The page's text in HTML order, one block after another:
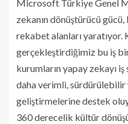
Microsoft Türkiye Genel
zekanın dönüştürücü
rekabet alanları
gerçekleştirdiğimiz bu iş
kurumların yapay zekayı
daha verimli,
geliştirmelerine destek
360 derecelik kültür